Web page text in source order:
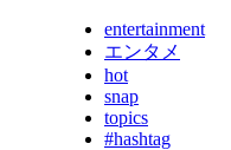
entertainment
エンタメ
hot
snap
topics
#hashtag